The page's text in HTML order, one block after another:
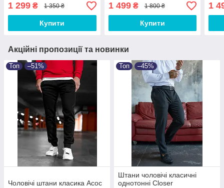
1 299 ₴ 1 350 ₴
Купити
1 499₴ 1 800 ₴
Купити
1
Акційні пропозиції та новинки
Топ –51%
Чоловічі штани класика Асос
Топ –45%
Штани чоловічі класичні
однотонні Closer